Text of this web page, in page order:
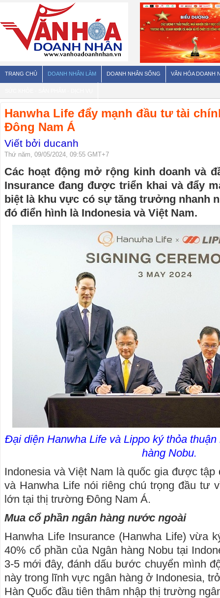
TRANG CHỦ DOANH NHÂN LÀM DOANH NHÂN SỐNG VĂN HÓA DOANH
Hanwha Life đẩy mạnh đầu tư tài
Đông Nam Á
Viết bởi ducanh
Thứ năm, 09/05/2024, 09:55 GMT+7
Các hoạt động mở rộng kinh doanh và
Insurance đang được triển khai và đẩy
biệt là khu vực có sự tăng trưởng nhanh
đó điển hình là Indonesia và Việt Nam.
Đại diện Hanwha Life và Lippo ký thỏa
hàng Nobu.
Indonesia và Việt Nam là quốc gia được tập
và Hanwha Life nói riêng chú trọng đầu tư
lớn tại thị trường Đông Nam Á.
Mua cổ phần ngân hàng nước ngoài
Hanwha Life Insurance (Hanwha Life) vừa
40% cổ phần của Ngân hàng Nobu tại
3-5 mới đây, đánh dấu bước chuyển mình
này trong lĩnh vực ngân hàng ở Indonesia,
Hàn Quốc đầu tiên thâm nhập thị trường